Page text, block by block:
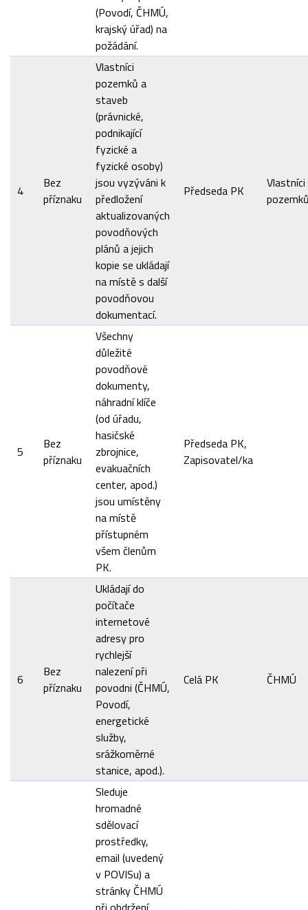
(Povodí, ČHMÚ,
krajský úřad) na
požádání.
4
Bez
příznaku
Vlastníci
pozemků a
staveb
(právnické,
podnikající
fyzické a
fyzické osoby)
jsou vyzýváni k
předložení
aktualizovaných
povodňových
plánů a jejich
kopie se ukládají
na místě s další
povodňovou
dokumentací.
Předseda PK
Vlastníci
5
Bez
příznaku
Všechny
důležité
povodňové
dokumenty,
náhradní klíče
(od úřadu,
hasičské
zbrojnice,
evakuačních
center, apod.)
jsou umístěny
na místě
přístupném
všem členům
PK.
Předseda PK,
Zapisovatel/ka
6
Bez
příznaku
Ukládají do
počítače
internetové
adresy pro
rychlejší
nalezení při
povodni (ČHMÚ,
Povodí,
energetické
služby,
srážkoměrné
stanice, apod.).
Celá PK ČHMÚ
Sleduje
hromadné
sdělovací
prostředky,
email (uvedený
v POVISu) a
stránky ČHMÚ